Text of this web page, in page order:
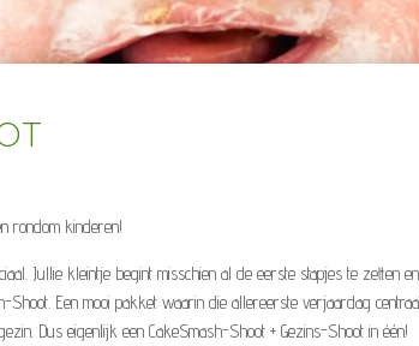
rondom kinderen!
Jullie kleintje begint misschien al de eerste stapjes te zetten
Shoot. Een mooi pakket waarin die allereerste verjaardag
Dus eigenlijk een CakeSmash-Shoot + Gezins-Shoot in één!